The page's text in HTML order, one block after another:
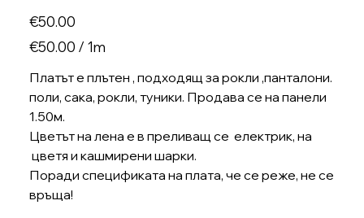
Price
€50.00
€50.00
per
€50.00 / 1m
Платът е плътен , подходящ за рокли ,панталони.
поли, сака, рокли, туники. Продава се на панели
1.50м.
Цветът на лена е в преливащ се електрик, на
цветя и кашмирени шарки.
Поради спецификата на плата, че се реже, не се
връща!